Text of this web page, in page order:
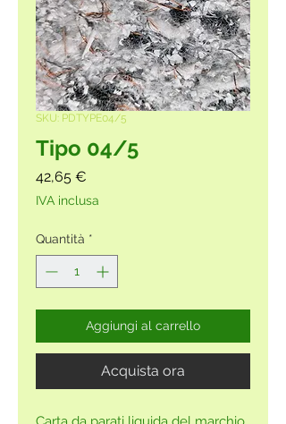
SKU: PDTYPE04/5
Tipo 04/5
42,65 €
IVA inclusa
Quantità *
Aggiungi al carrello
Acquista ora